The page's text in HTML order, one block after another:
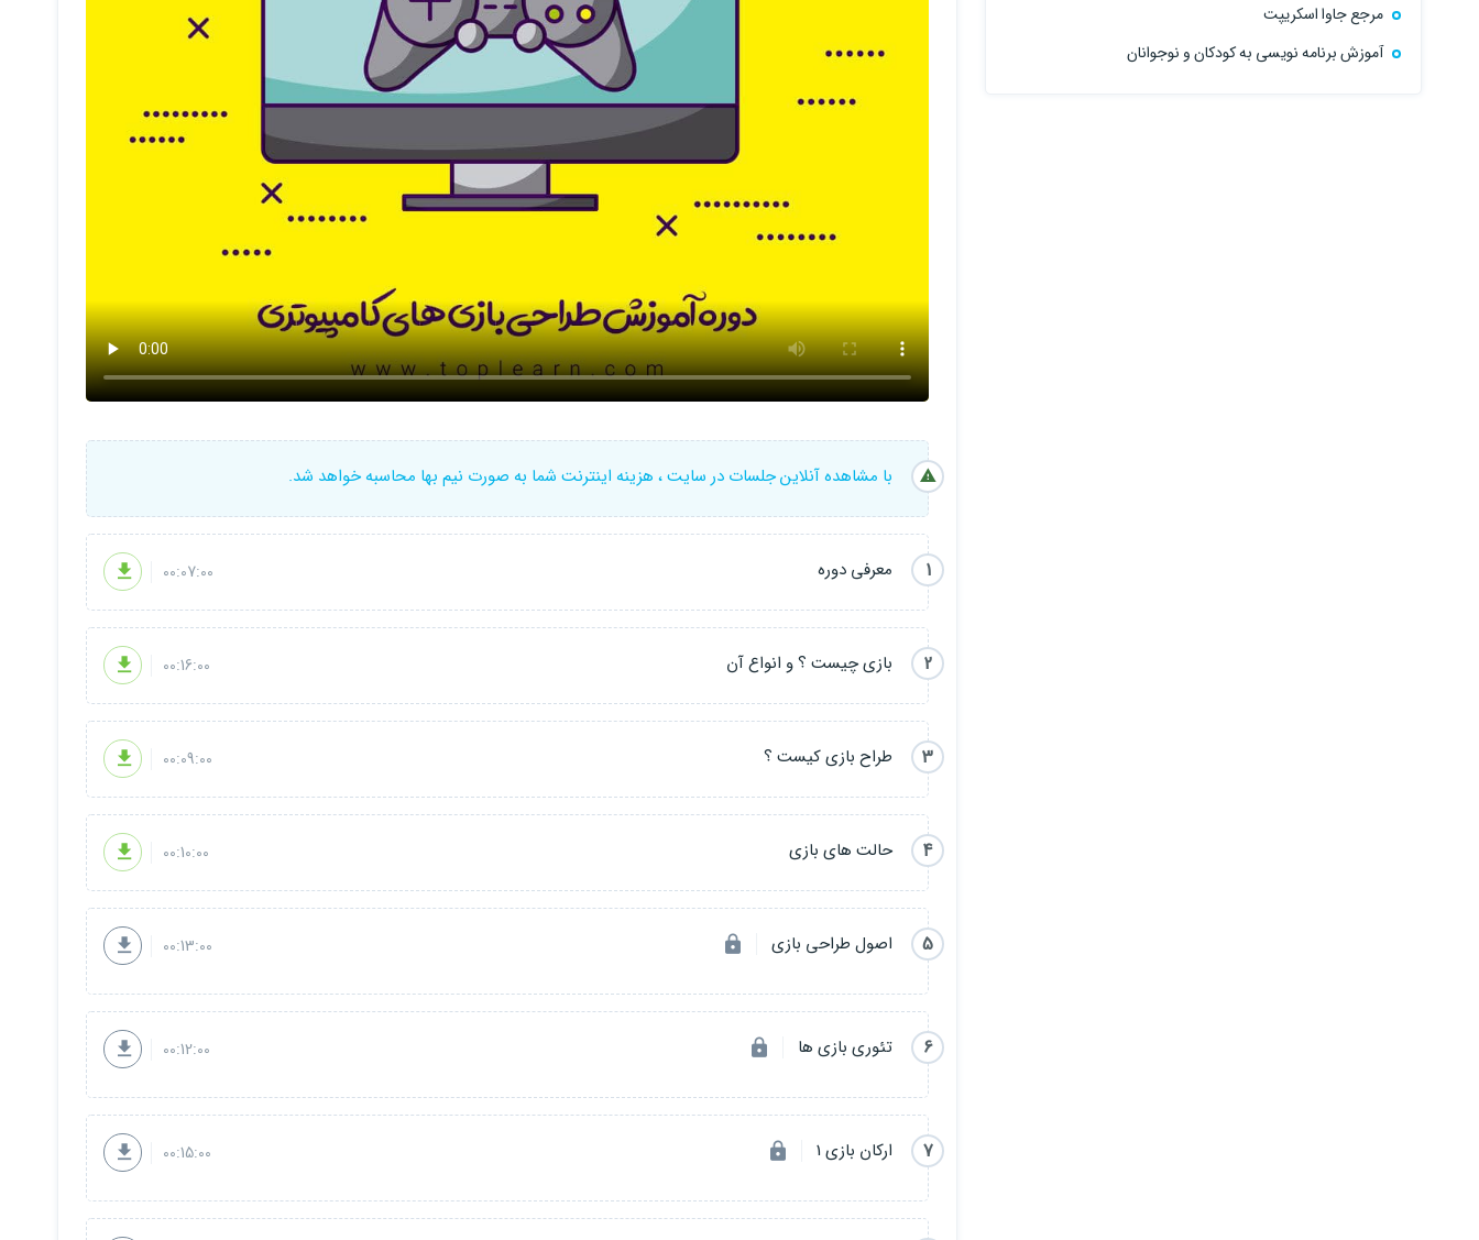
و مطلب مهم و کاربردی از کتاب هنر طراحی بازی و کتاب معماری بازی های کامپیوتری
دوستان بعد از این دوره شما یک طراح ارشد بازی خواهید شد.
با مشاهده آنلاین جلسات در سایت ، هزینه اینترنت شما به صورت نیم بها محاسبه خواهد شد.
1 معرفی دوره 00:07:00
2 بازی چیست ؟ و انواع آن 00:16:00
3 طراح بازی کیست ؟ 00:09:00
4 حالت های بازی 00:10:00
5 اصول طراحی بازی 00:13:00
6 تئوری بازی ها 00:12:00
7 ارکان بازی 1 00:15:00
مرجع جاوا اسکریپت
آموزش برنامه نویسی به کودکان و نوجوانان